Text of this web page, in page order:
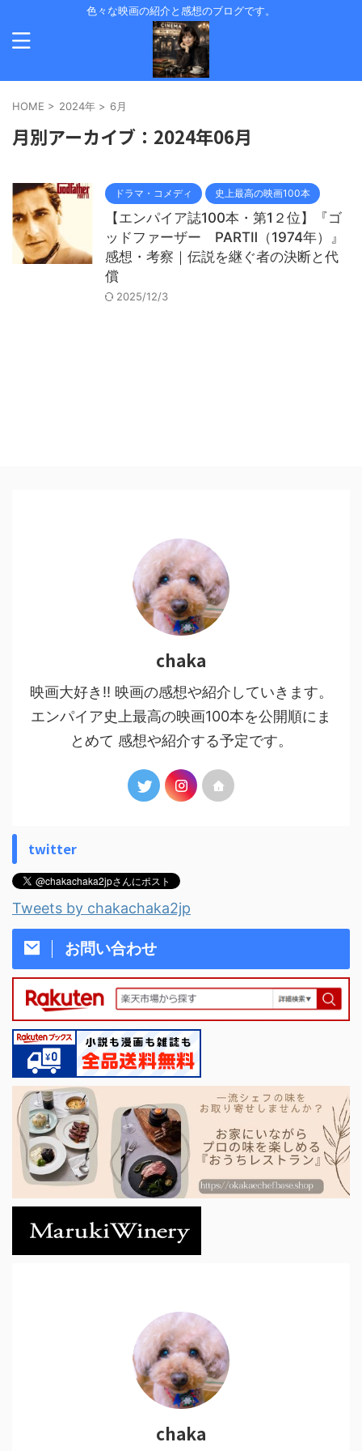
色々な映画の紹介と感想のブログです。
HOME > 2024年 > 6月
月別アーカイブ：2024年06月
ドラマ・コメディ 史上最高の映画100本
【エンパイア誌100本・第1２位】『ゴ
ッドファーザー PARTⅡ（1974年）』
感想・考察｜伝説を継ぐ者の決断と代
償
2025/12/3
chaka
映画大好き!! 映画の感想や紹介していきます。
エンパイア史上最高の映画100本を公開順にま
とめて 感想や紹介する予定です。
twitter
Tweets by chakachaka2jp
お問い合わせ
chaka